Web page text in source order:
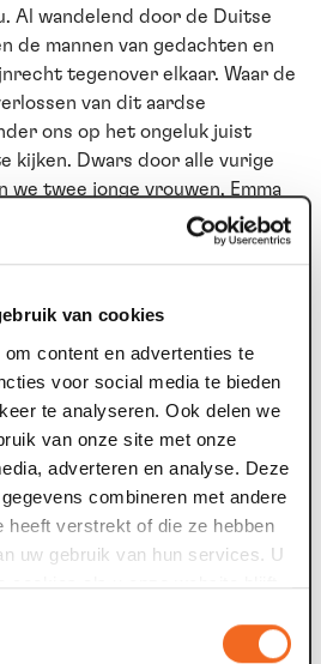
van cookies
content en advertenties te
voor social media te bieden
te analyseren. Ook delen we
van onze site met onze
adverteren en analyse. Deze
combineren met andere
heeft verstrekt of die ze hebben
uw gebruik van hun services. U
cookies als u onze website blijft
Al wandelend door de Duitse
de mannen van gedachten en
tegenover elkaar. Waar de
van dit aardse
ons op het ongeluk juist
kijken. Dwars door alle vurige
we twee jonge vrouwen, Emma
houvast. Al hadden de beste
gesnoerd (want ‘er is geen
we aan in samenwerking met
je lid van de bibliotheek? Op
bij de theaterkassa of
ontvang je 10%
Dinda Provily, Emma Linssen